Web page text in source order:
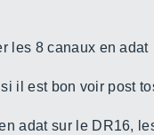
les 8 canaux en adat
il est bon voir post
adat sur le DR16,